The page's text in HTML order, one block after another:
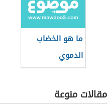
ما هو الخضاب
الدموي
مقالات منوعة